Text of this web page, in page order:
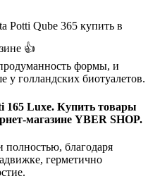
Potti Qube 365 купить в
👍
формы, и
у голландских биотуалетов.
165 Luxe. Купить товары
магазине YBER SHOP.
полностью, благодаря
герметично